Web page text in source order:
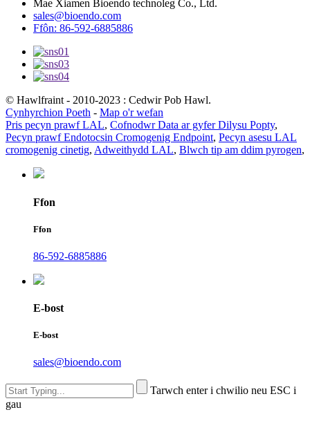
Mae Xiamen Bioendo technoleg Co., Ltd.
sales@bioendo.com
Ffôn: 86-592-6885886
© Hawlfraint - 2010-2023 : Cedwir Pob Hawl.
Cynhyrchion Poeth - Map o'r wefan
Pris pecyn prawf LAL, Cofnodwr Data ar gyfer Dilysu Popty,
Pecyn prawf Endotocsin Cromogenig Endpoint, Pecyn asesu LAL
cromogenig cinetig, Adweithydd LAL, Blwch tip am ddim pyrogen,
Ffon
Ffon
86-592-6885886
E-bost
E-bost
sales@bioendo.com
Tarwch enter i chwilio neu ESC i
gau